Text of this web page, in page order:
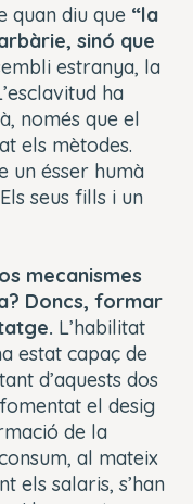
quan diu que “la
sinó que
estranya, la
ha
només que el
els mètodes.
un ésser humà
seus fills i un
mecanismes
Doncs, formar
L’habilitat
estat capaç de
d’aquests dos
el desig
de la
al mateix
els salaris, s’han